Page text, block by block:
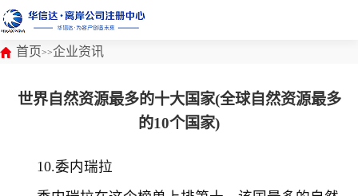
首页>>企业资讯
世界自然资源最多的十大国家(全球自然资源最多
的10个国家)
10.委内瑞拉